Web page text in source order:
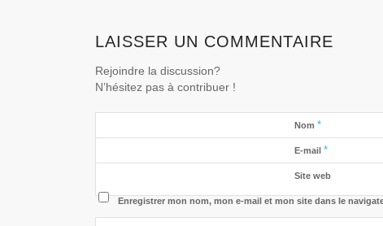
LAISSER UN COMMENTAIRE
Rejoindre la discussion?
N’hésitez pas à contribuer !
Nom*
E-mail*
Site web
Enregistrer mon nom, mon e-mail et mon site dans le